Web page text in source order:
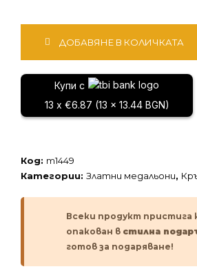
Златен
медальон
ДОБАВЯНЕ В КОЛИЧКАТА
Купи с
13 x €6.87 (13 x 13.44 BGN)
Код: m1449
Категории: Златни медальони,
Всеки продукт пристига
опакован в стилна
готов за подаряване!